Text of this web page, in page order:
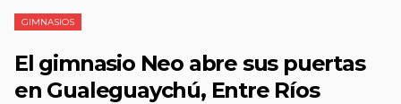
GIMNASIOS
El gimnasio Neo abre sus puertas
en Gualeguaychú, Entre Ríos